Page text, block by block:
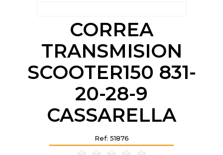
CORREA
TRANSMISION
SCOOTER150 831-
20-28-9
CASSARELLA
Ref: 51876